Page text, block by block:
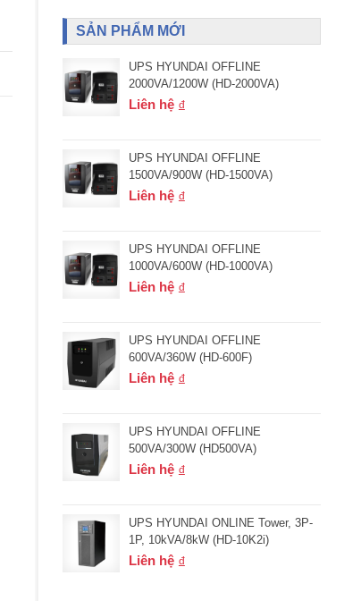
SẢN PHẨM MỚI
UPS HYUNDAI OFFLINE
2000VA/1200W (HD-2000VA)
Liên hệ
UPS HYUNDAI OFFLINE
1500VA/900W (HD-1500VA)
Liên hệ
UPS HYUNDAI OFFLINE
1000VA/600W (HD-1000VA)
Liên hệ
UPS HYUNDAI OFFLINE
600VA/360W (HD-600F)
Liên hệ
UPS HYUNDAI OFFLINE
500VA/300W (HD500VA)
Liên hệ
UPS HYUNDAI ONLINE Tower, 3P-
1P, 10kVA/8kW (HD-10K2i)
Liên hệ